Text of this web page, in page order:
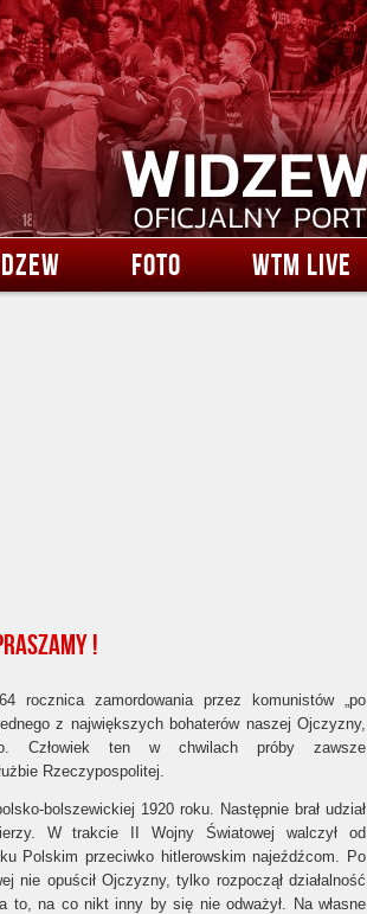
FOTO WTM LIVE
!
rocznica zamordowania przez komunistów „po
z największych bohaterów naszej Ojczyzny,
Człowiek ten w chwilach próby zawsze
Rzeczypospolitej.
bolszewickiej 1920 roku. Następnie brał udział
W trakcie II Wojny Światowej walczył od
Polskim przeciwko hitlerowskim najeźdźcom. Po
nie opuścił Ojczyzny, tylko rozpoczął działalność
to, na co nikt inny by się nie odważył. Na własne